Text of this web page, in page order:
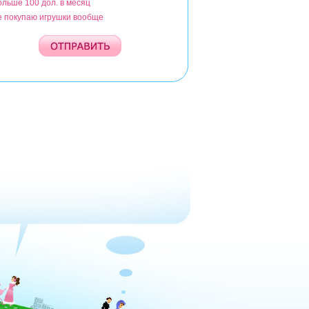
100 дол. в месяц
покупаю игрушки вообще